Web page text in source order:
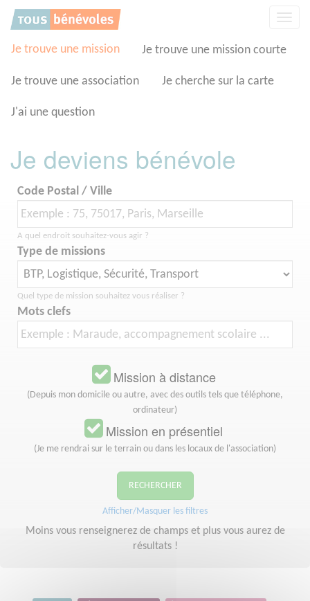
Je trouve une mission Je trouve une mission courte
Je trouve une association Je cherche sur la carte
J'ai une question
Je deviens bénévole
Code Postal / Ville
A quel endroit souhaitez-vous agir ?
Type de missions
Quel type de mission souhaitez vous réaliser ?
Mots clefs
Mission à distance
(Depuis mon domicile ou autre, avec des outils tels que téléphone,
ordinateur)
Mission en présentiel
(Je me rendrai sur le terrain ou dans les locaux de l'association)
RECHERCHER
Afficher/Masquer les filtres
Moins vous renseignerez de champs et plus vous aurez de
résultats !
Panneau de gestion des cookies